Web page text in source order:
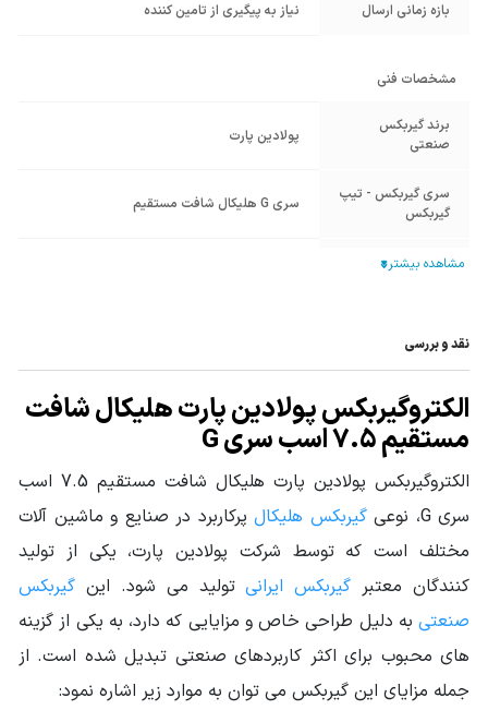
بازه زمانی ارسال نیاز به پیگیری از تامین کننده
مشخصات فنی
برند گیربکس
صنعتی
پولادین پارت
سری گیربکس - تیپ
گیربکس
سری G هلیکال شافت مستقیم
تیپ گیربکس
گیربکس هلیکال
توان ورودی
گیربکس
7.5HP - 5.5KW
گشتاور خروجی
گیربکس (N.m)
از 94 تا 690 نیوتن متر
سرویس فاکتور
Service Factor
1.54 تا 4.26
قطر شافت خروجی
60
نقد و بررسی
الکتروگیربکس پولادین پارت هلیکال شافت
مستقیم 7.5 اسب سری G
الکتروگیربکس پولادین پارت هلیکال شافت مستقیم 7.5 اسب
سری G، نوعی
گیربکس هلیکال پرکاربرد در صنایع و ماشین آلات
مختلف است که توسط شرکت پولادین پارت، یکی از تولید
کنندگان معتبر گیربکس ایرانیتولید می شود. این گیربکس
صنعتی به دلیل طراحی خاص و مزایایی که دارد، به یکی از گزینه
های محبوب برای اکثر کاربردهای صنعتی تبدیل شده است. از
جمله مزایای این گیربکس می توان به موارد زیر اشاره نمود: